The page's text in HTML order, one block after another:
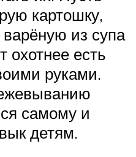
картошку,
из супа
охотнее есть
руками.
самому и
детям.